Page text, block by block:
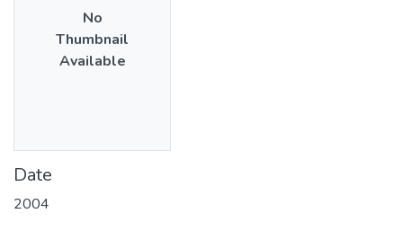
No
Thumbnail
Available
Date
2004